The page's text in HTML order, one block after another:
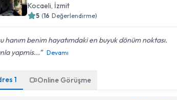
Kocaeli , İzmit
5 (16 Değerlendirme)
hanım benim hayatımdaki en buyuk dönüm noktası.
yapmis...
Devamı
1 Online Görüşme